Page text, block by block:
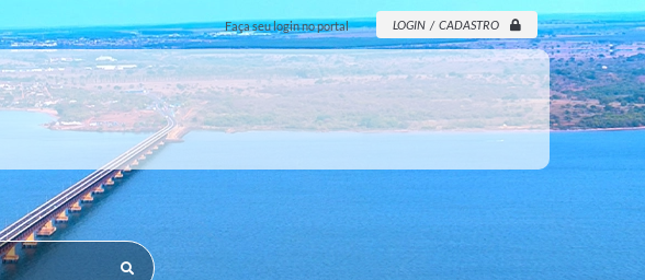
Faça seu login no portal LOGIN / CADASTRO